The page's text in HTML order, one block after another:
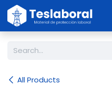
Skip to Content
All Products